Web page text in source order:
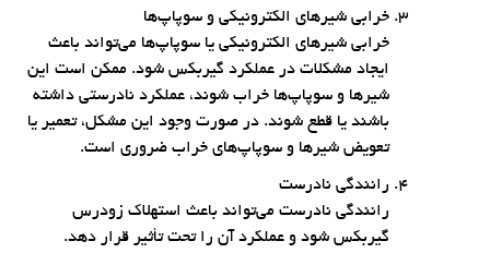
خرابی شیرهای الکترونیکی و سوپاپ‌ها
خرابی شیرهای الکترونیکی یا سوپاپ‌ها می‌تواند باعث
ایجاد مشکلات در عملکرد گیربکس شود. ممکن است این
شیرها و سوپاپ‌ها خراب شوند، عملکرد نادرستی داشته
باشند یا قطع شوند. در صورت وجود این مشکل، تعمیر یا
تعویض شیرها و سوپاپ‌های خراب ضروری است.
رانندگی نادرست
رانندگی نادرست می‌تواند باعث استهلاک زودرس
گیربکس شود و عملکرد آن را تحت تأثیر قرار دهد.